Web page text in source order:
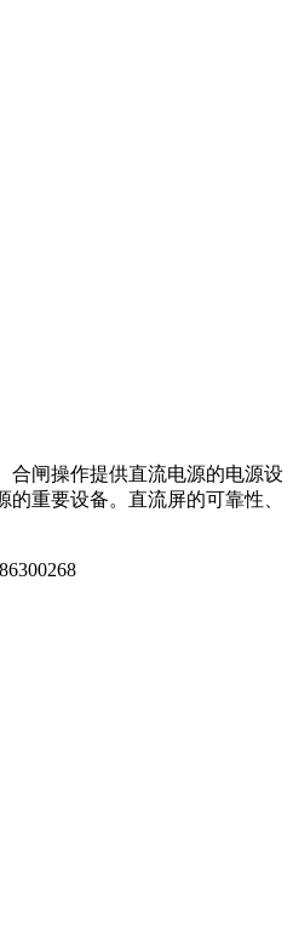
合闸操作提供直流电源的电源设
重要设备。直流屏的可靠性、